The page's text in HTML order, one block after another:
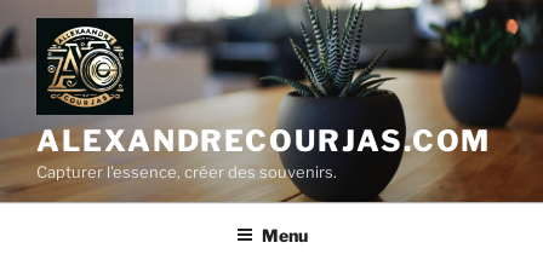
Aller
au
contenu
principal
ALEXANDRECOURJAS.COM
Capturer l'essence, créer des souvenirs.
Menu